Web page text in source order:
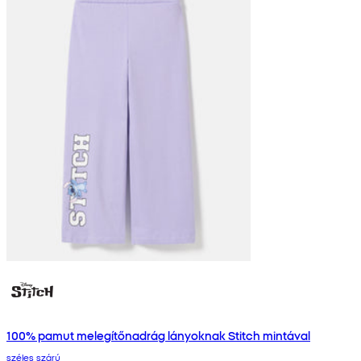
100% pamut melegítőnadrág lányoknak Stitch mintával
széles szárú